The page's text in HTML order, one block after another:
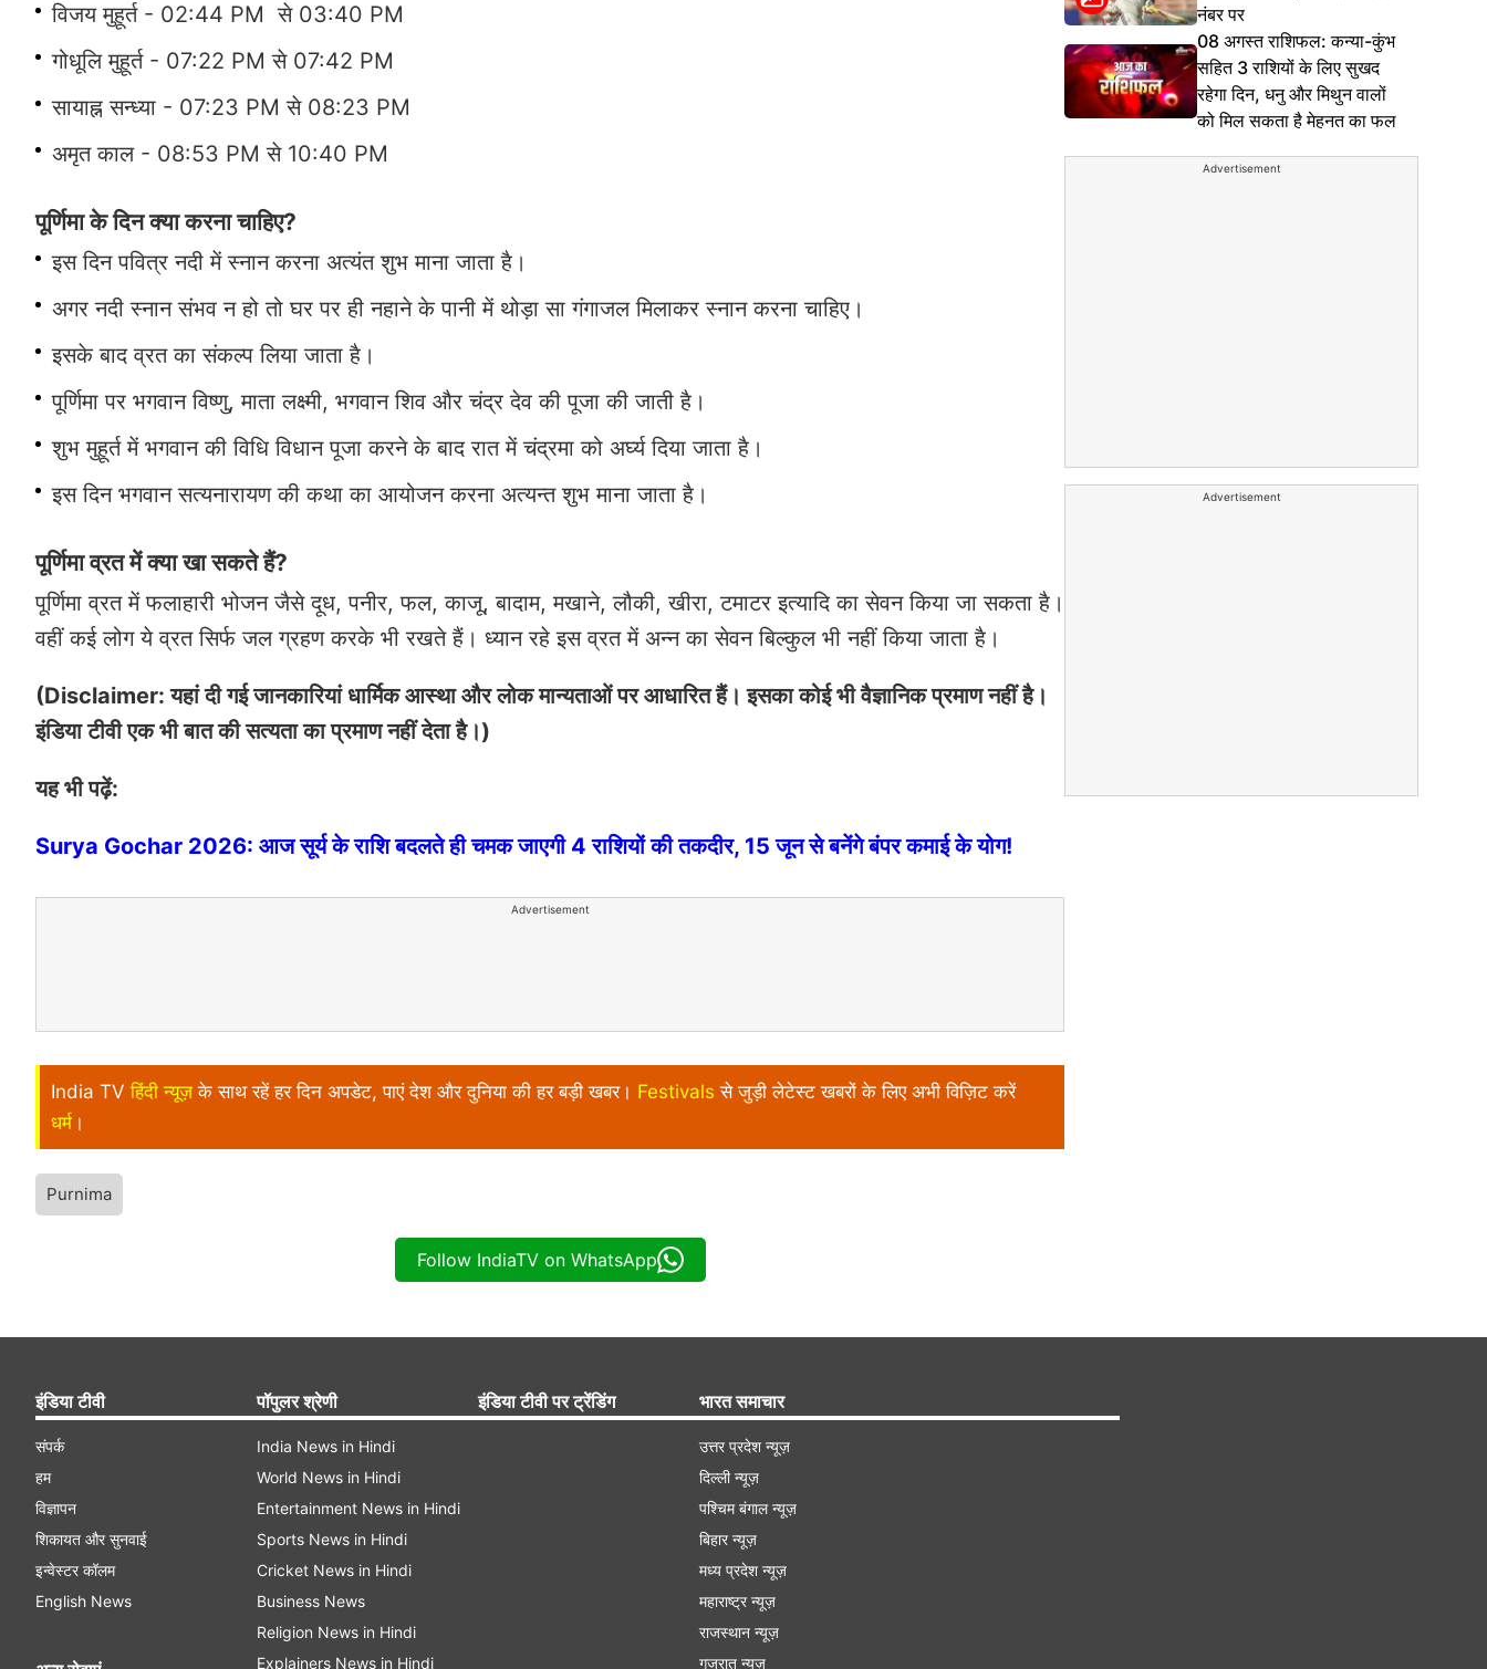
विजय मुहूर्त - 02:44 PM से 03:40 PM
गोधूलि मुहूर्त - 07:22 PM से 07:42 PM
सायाह्न सन्ध्या - 07:23 PM से 08:23 PM
अमृत काल - 08:53 PM से 10:40 PM
पूर्णिमा के दिन क्या करना चाहिए?
इस दिन पवित्र नदी में स्नान करना अत्यंत शुभ माना जाता है।
अगर नदी स्नान संभव न हो तो घर पर ही नहाने के पानी में थोड़ा सा गंगाजल मिलाकर स्नान करना चाहिए।
इसके बाद व्रत का संकल्प लिया जाता है।
पूर्णिमा पर भगवान विष्णु, माता लक्ष्मी, भगवान शिव और चंद्र देव की पूजा की जाती है।
शुभ मुहूर्त में भगवान की विधि विधान पूजा करने के बाद रात में चंद्रमा को अर्घ्य दिया जाता है।
इस दिन भगवान सत्यनारायण की कथा का आयोजन करना अत्यन्त शुभ माना जाता है।
पूर्णिमा व्रत में क्या खा सकते हैं?
पूर्णिमा व्रत में फलाहारी भोजन जैसे दूध, पनीर, फल, काजू, बादाम, मखाने, लौकी, खीरा, टमाटर इत्यादि का सेवन किया जा सकता है।
वहीं कई लोग ये व्रत सिर्फ जल ग्रहण करके भी रखते हैं। ध्यान रहे इस व्रत में अन्न का सेवन बिल्कुल भी नहीं किया जाता है।
(Disclaimer: यहां दी गई जानकारियां धार्मिक आस्था और लोक मान्यताओं पर आधारित हैं। इसका कोई भी वैज्ञानिक प्रमाण नहीं है।
इंडिया टीवी एक भी बात की सत्यता का प्रमाण नहीं देता है।)
यह भी पढ़ें:
Surya Gochar 2026: आज सूर्य के राशि बदलते ही चमक जाएगी 4 राशियों की तकदीर, 15 जून से बनेंगे बंपर कमाई के योग!
Advertisement
India TV हिंदी न्यूज़ के साथ रहें हर दिन अपडेट, पाएं देश और दुनिया की हर बड़ी खबर। Festivals से जुड़ी लेटेस्ट खबरों के लिए अभी विज़िट करें
धर्म ।
Purnima
Follow IndiaTV on WhatsApp
नंबर पर
08 अगस्त राशिफल: कन्या-कुंभ
सहित 3 राशियों के लिए सुखद
रहेगा दिन, धनु और मिथुन वालों
को मिल सकता है मेहनत का फल
Advertisement
Advertisement
इंडिया टीवी
संपर्क
हम
विज्ञापन
शिकायत और सुनवाई
इन्वेस्टर कॉलम
English News
पॉपुलर श्रेणी
India News in Hindi
World News in Hindi
Entertainment News in Hindi
Sports News in Hindi
Cricket News in Hindi
Business News
Religion News in Hindi
Explainers News in Hindi
इंडिया टीवी पर ट्रेंडिंग भारत समाचार
उत्तर प्रदेश न्यूज़
दिल्ली न्यूज़
पश्चिम बंगाल न्यूज़
बिहार न्यूज़
मध्य प्रदेश न्यूज़
महाराष्ट्र न्यूज़
राजस्थान न्यूज़
गुजरात न्यूज़